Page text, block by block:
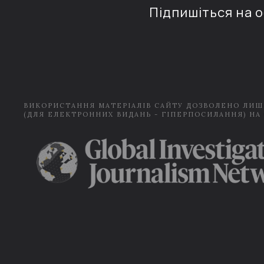
Підпишіться на
ВИКОРИСТАННЯ МАТЕРІАЛІВ САЙТУ ДОЗВОЛЕНО
(ДЛЯ ЕЛЕКТРОННИХ ВИДАНЬ - ГІПЕРПОСИЛАННЯ) НА